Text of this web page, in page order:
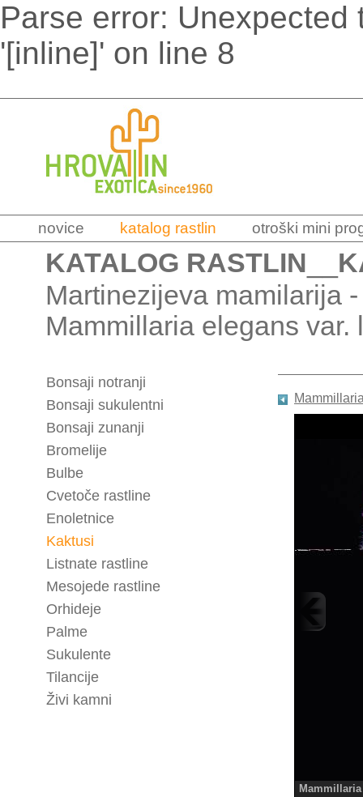
Parse error:
'[inline]' on line 8
novice katalog rastlin otroški mini
KATALOG RASTLIN
Martinezijeva mamilarija
Mammillaria elegans
Bonsaji notranji
Bonsaji sukulentni
Bonsaji zunanji
Bromelije
Bulbe
Cvetoče rastline
Enoletnice
Kaktusi
Listnate rastline
Mesojede rastline
Orhideje
Palme
Sukulente
Tilancije
Živi kamni